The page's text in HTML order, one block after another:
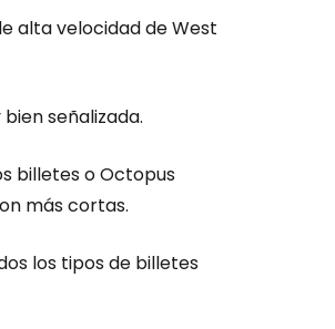
alta velocidad de West
señalizada.
billetes oOctopus
más cortas.
los tipos de billetes